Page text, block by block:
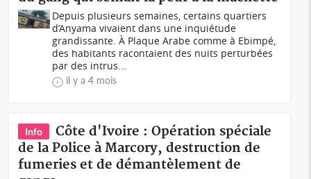
Depuis plusieurs semaines, certains quartiers
d’Anyama vivaient dans une inquiétude
grandissante. À Plaque Arabe comme à Ebimpé,
des habitants racontaient des nuits perturbées
par des intrus...
il y a 4 mois
Info
Côte d'Ivoire : Opération spéciale
de la Police à Marcory, destruction de
fumeries et de démantèlement de